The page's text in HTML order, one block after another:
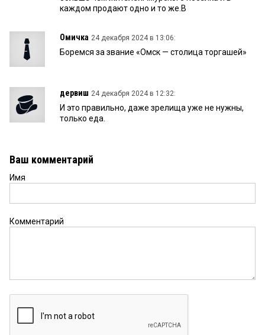
каждом продают одно и то же.В
Омичка 24 декабря 2024 в 13:06:
Боремся за звание «Омск — столица торгашей»
дервиш 24 декабря 2024 в 12:32:
И это правильно, даже зрелища уже не нужны,
только еда.
Ваш комментарий
Имя
Комментарий